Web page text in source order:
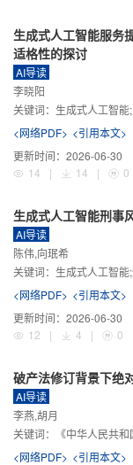
生成式人工智能服
适格性的探讨
AI导读
李晓阳
关键词： 生成式人工智能;生
<网络PDF> <引用本文>
更新时间： 2026-06-30
14
| 14 | 0
生成式人工智能刑事
AI导读
陈伟,向珉希
关键词： 生成式人工智
<网络PDF> <引用本文>
更新时间： 2026-06-30
12
| 4 | 0
破产法修订背景下绝
AI导读
李燕,胡月
关键词：
《中华人民共和国企业
<网络PDF> <引用本文>